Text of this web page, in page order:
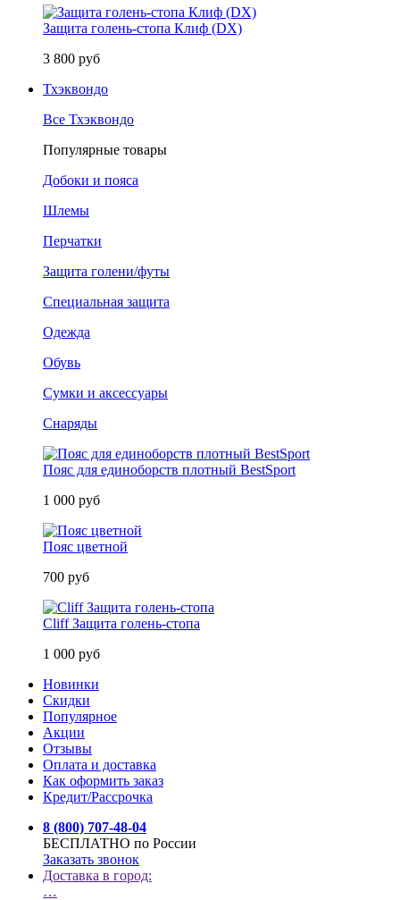
Защита голень-стопа Клиф (DX)
3 800 руб
Тхэквондо
Все Тхэквондо
Популярные товары
Добоки и пояса
Шлемы
Перчатки
Защита голени/футы
Специальная защита
Одежда
Обувь
Сумки и аксессуары
Снаряды
Пояс для единоборств плотный BestSport
1 000 руб
Пояс цветной
700 руб
Cliff Защита голень-стопа
1 000 руб
Новинки
Скидки
Популярное
Акции
Отзывы
Оплата и доставка
Как оформить заказ
Кредит/Рассрочка
8 (800) 707-48-04
БЕСПЛАТНО по России
Заказать звонок
Доставка в город:
…